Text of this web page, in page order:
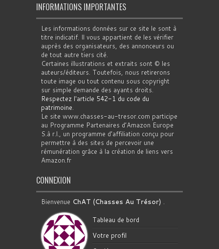
INFORMATIONS IMPORTANTES
Les informations données sur ce site le sont à
titre indicatif. Il vous appartient de les vérifier
auprès des organisateurs, des annonceurs ou
de tout autre tiers cité.
Certaines illustrations et extraits sont © les
auteurs/éditeurs. Toutefois, nous retirerons
toute image ou tout contenu sous copyright
sur simple demande des ayants droits.
Respectez l'article 542-1 du code du
patrimoine.
Le site www.chasses-au-tresor.com participe
au Programme Partenaires d’Amazon Europe
S.à r.l., un programme d’affiliation conçu pour
permettre à des sites de percevoir une
rémunération grâce à la création de liens vers
Amazon.fr
CONNEXION
Bienvenue ChAT (Chasses Au Trésor) .
Tableau de bord
Votre profil